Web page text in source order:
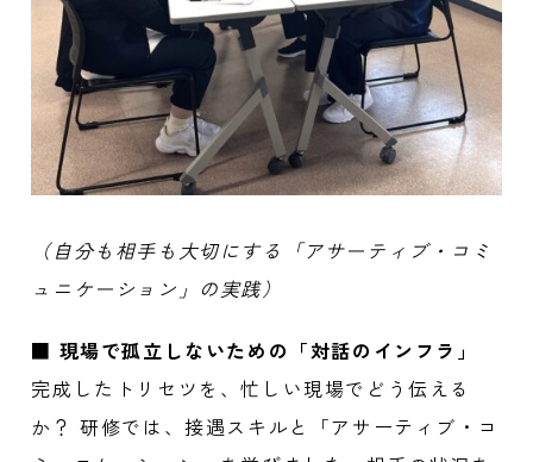
（自分も相手も大切にする「アサーティブ・コミ
ュニケーション」の実践）
■ 現場で孤立しないための「対話のインフラ」
完成したトリセツを、忙しい現場でどう伝える
か？ 研修では、接遇スキルと「アサーティブ・コ